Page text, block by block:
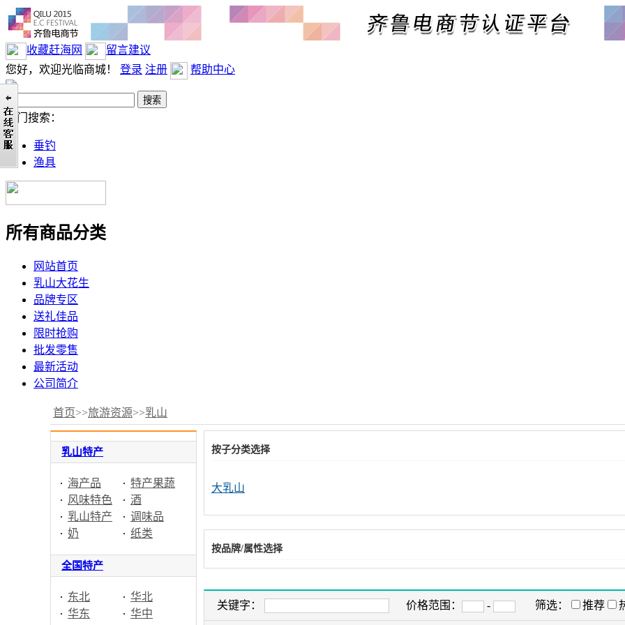
收藏赶海网
留言建议
您好，欢迎光临商城！ 登录 注册 帮助中心
热门搜索：
垂钓
渔具
所有商品分类
网站首页
乳山大花生
品牌专区
送礼佳品
限时抢购
批发零售
最新活动
公司简介
首页>>旅游资源>>乳山
乳山特产
海产品
特产果蔬
风味特色
酒
乳山特产
调味品
奶
纸类
全国特产
东北
华北
华东
华中
按子分类选择
大乳山
按品牌/属性选择
关键字： 价格范围： - 筛选： 推荐